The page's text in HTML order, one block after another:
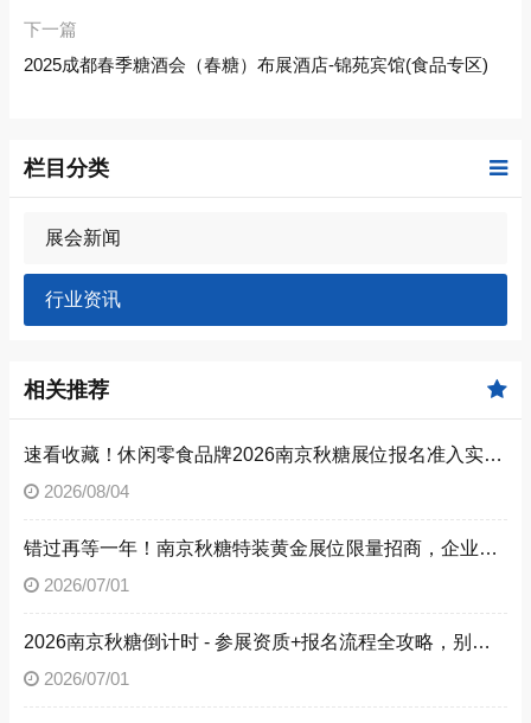
下一篇
2025成都春季糖酒会（春糖）布展酒店-锦苑宾馆(食品专区)
栏目分类
展会新闻
行业资讯
相关推荐
速看收藏！休闲零食品牌2026南京秋糖展位报名准入实操步骤
2026/08/04
错过再等一年！南京秋糖特装黄金展位限量招商，企业抓紧提交预定申请
2026/07/01
2026南京秋糖倒计时 - 参展资质+报名流程全攻略，别让材料缺失毁了秋糖之旅
2026/07/01